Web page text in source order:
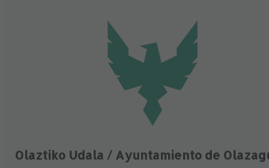
Olaztiko Udala / Ayuntamiento de